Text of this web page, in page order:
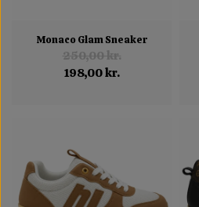
Monaco Glam Sneaker
250,00 kr.
198,00 kr.